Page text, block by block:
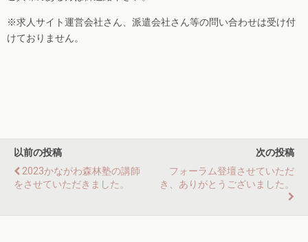
※求人サイト運営会社さん、派遣会社さん等の問い合わせは受け付
けておりません。
以前の投稿
2023かながわ森林塾の講師
をさせていただきました。
次の投稿
フォーラム登壇させていただ
き、ありがとうございました。